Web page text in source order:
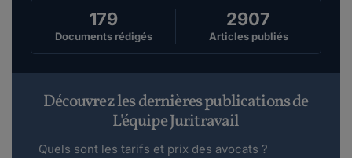
179
Documents rédigés
2907
Articles publiés
Découvrez les dernières publications de
L'équipe Juritravail
Quels sont les tarifs et prix des avocats ?